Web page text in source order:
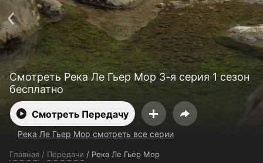
Смотреть Река Ле Гьер Мор 3-я серия 1 сезон
бесплатно
Смотреть Передачу
Река Ле Гьер Мор смотреть все серии
Главная / Передачи / Река Ле Гьер Мор
Поддержка: support@24h.tv
О сервисе
Пользовательское соглашение
Политика конфиденциальности
Для партнёров
Открыть приложение
Ввести промокод
Установить на ТВ
Бесплатные каналы Контакты